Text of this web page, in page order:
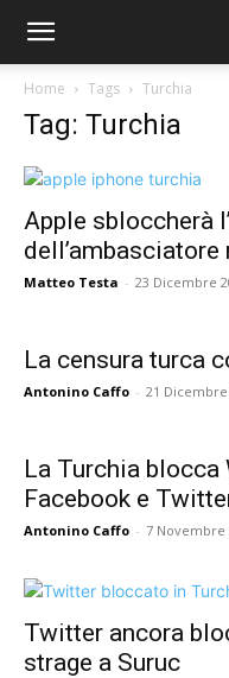
Home Tags Turchia
Tag: Turchia
Apple sbloccherà
dell’ambasciatore
Matteo Testa - 23 Dicembre
La censura turca
Antonino Caffo - 21 Dicembre
La Turchia blocca
Facebook e
Antonino Caffo - 7 Novembre
Twitter ancora
strage a Suruc